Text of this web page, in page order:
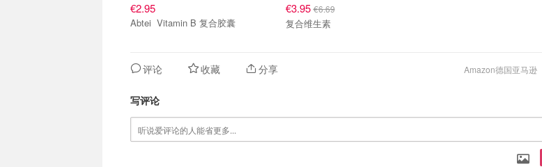
€2.95
Abtei Vitamin B 复合胶囊
€3.95€6.69
复合维生素
Amazon德国亚马逊
评论 收藏 分享
写评论